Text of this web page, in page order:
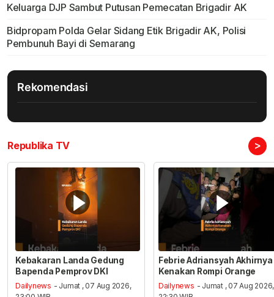
Keluarga DJP Sambut Putusan Pemecatan Brigadir AK
Bidpropam Polda Gelar Sidang Etik Brigadir AK, Polisi
Pembunuh Bayi di Semarang
Rekomendasi
Republika TV >
Kebakaran Landa Gedung
Bapenda Pemprov DKI
Dailynews - Jumat , 07 Aug 2026,
Febrie Adriansyah Akhirnya
Kenakan Rompi Orange
Dailynews - Jumat , 07 Aug 2026,